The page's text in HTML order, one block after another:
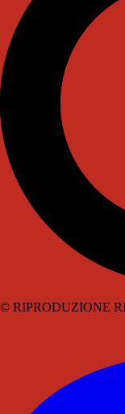
© RIPRODUZIONE